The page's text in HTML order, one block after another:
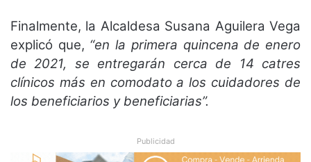
Finalmente, la Alcaldesa Susana Aguilera Vega
explicó que, “en la primera quincena de enero
de 2021, se entregarán cerca de 14 catres
clínicos más en comodato a los cuidadores de
los beneficiarios y beneficiarias”.
Publicidad